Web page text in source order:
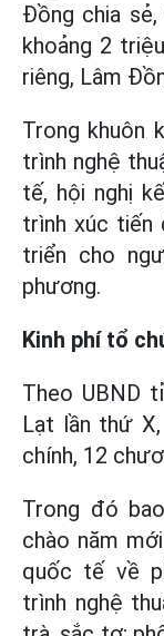
Đồng chia
khoảng 2
riêng, Lâm
Trong khuôn
trình nghệ
tế, hội nghị
trình xúc tiến
triển cho
phương.
Kinh phí tổ
Theo UBND
Lạt lần thứ
chính, 12
Trong đó
chào năm
quốc tế về
trình nghệ